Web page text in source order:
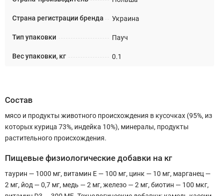
Страна регистрации бренда Украина
Тип упаковки Пауч
Вес упаковки, кг 0.1
Состав
мясо и продукты животного происхождения в кусочках (95%, из
которых курица 73%, индейка 10%), минералы, продукты
растительного происхождения.
Пищевые физиологические добавки на кг
таурин — 1000 мг, витамин E — 100 мг, цинк — 10 мг, марганец —
2 мг, йод — 0,7 мг, медь — 2 мг, железо — 2 мг, биотин — 100 мкг,